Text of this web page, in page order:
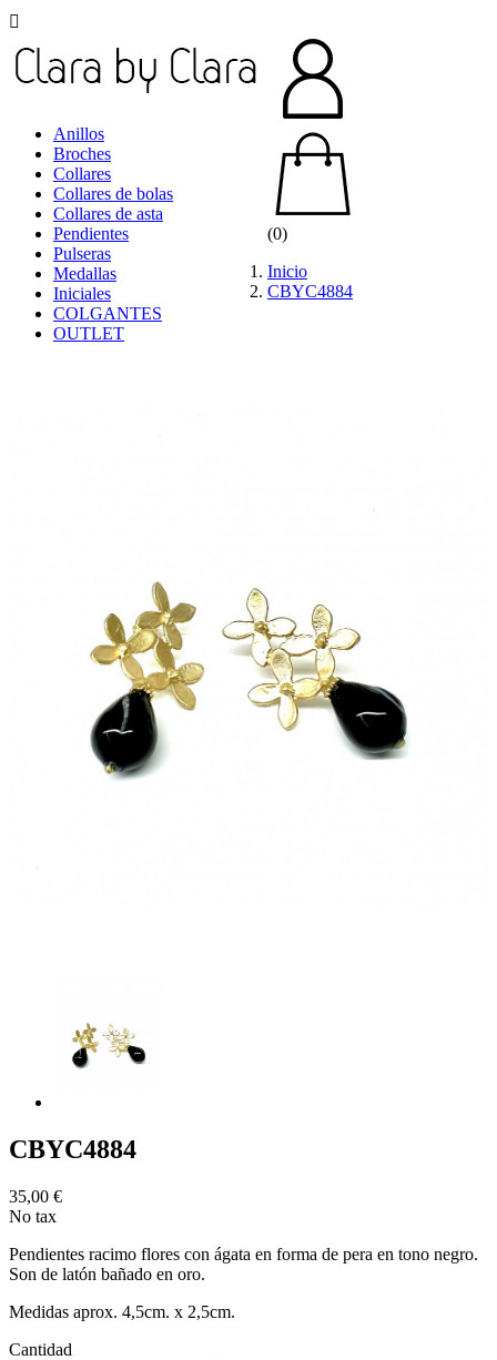

Anillos
Broches
Collares
Collares de bolas
Collares de asta
Pendientes
Pulseras
Medallas
Iniciales
COLGANTES
OUTLET
(0)
Inicio
CBYC4884
CBYC4884
35,00 €
No tax
Pendientes racimo flores con ágata en forma de pera en tono negro.
Son de latón bañado en oro.
Medidas aprox. 4,5cm. x 2,5cm.
Cantidad